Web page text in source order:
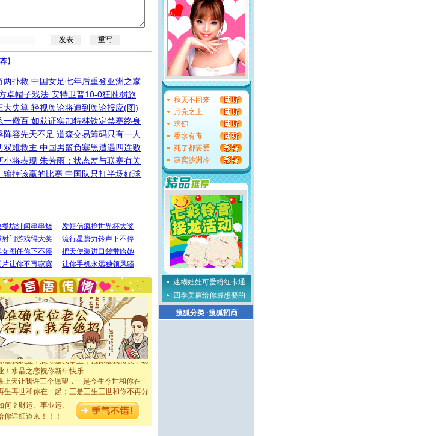
】
两扑救 中国女足七年后重登亚洲之巅
卓帽子戏法 安特卫普10-0狂胜弱旅
大失算 轻视舆论将遭到舆论报应(图)
一儆百 如获证实加特林铁定禁赛终身
阵容先天不足 道森交易筹码只有一人
双难救主 中国男篮负塞黑遭遇四连败
小将表现 朱芳雨：状态差与联赛有关
输掉该赢的比赛 中国队只打半场好球
诞节到了，想想没什么送给你的，又不打算给
万要知足！千万不要忘记我！
只这样的日子才会想起你,而是这样的日子才
地骚扰你,告诉你,圣诞要快乐!新年要快乐!天天
!
上一颗祝福的心,在这个特别的日子里,愿幸福,
花,一切美好的祝愿与你同在.圣诞快乐!
你我会触电；看不到你我要充电；没有你我会
是我职业，想你是我事业，抱你是我特长，吻
！水晶之恋祝你新年快乐
上天让我许三个愿望，一是今生今世和你在一
生再世和你在一起；三是三生三世和你不再分
恋祝你新年快乐
下心扭头离去那一刻，你在我身后无助地哭
让我明白我多么爱你。我转身抱住你：这猪不
之恋祝你新年快乐。
何？财运、事业运、
你详细道来！！！
秋天不回来
月亮之上
求佛
香水有毒
死了都要爱
寂寞沙洲冷
迷糊娃娃可爱粉红卡通
四季美眉给你最想要的
搜狐分类·搜狐招商